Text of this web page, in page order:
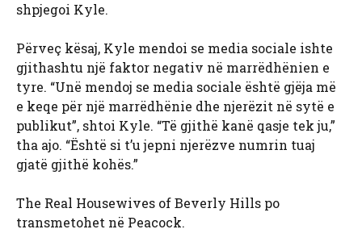
shpjegoi Kyle.
Përveç kësaj, Kyle mendoi se media sociale ishte
gjithashtu një faktor negativ në marrëdhënien e
tyre. “Unë mendoj se media sociale është gjëja më
e keqe për një marrëdhënie dhe njerëzit në sytë e
publikut”, shtoi Kyle. “Të gjithë kanë qasje tek ju,”
tha ajo. “Është si t’u jepni njerëzve numrin tuaj
gjatë gjithë kohës.”
The Real Housewives of Beverly Hills po
transmetohet në Peacock.